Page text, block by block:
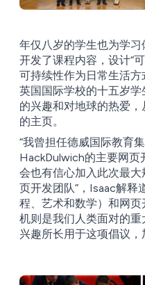
年仅八岁的学生也为学
开发了课程内容，设计“
可持续性作为日常生活
英国国际学校的十五岁
的兴趣和对地球的热爱
的主页。
“我曾担任德威国际教育
HackDulwich的主要网页
会也有信心加入此次最
页开发团队”，Isaac解释
程、艺术和数学）和网
机则是我们人类面对的
兴趣所长用于这项倡议，